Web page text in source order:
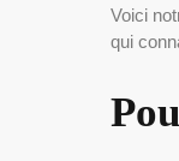
Voici
qui